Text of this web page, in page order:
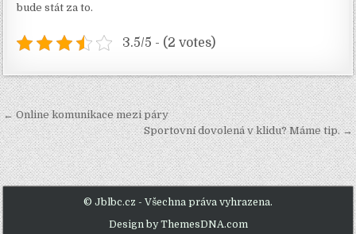
bude stát za to.
3.5/5 - (2 votes)
Navigace
pro
příspěvek
← Online komunikace mezi páry
Sportovní dovolená v klidu? Máme tip. →
© Jblbc.cz - Všechna práva vyhrazena.
Design by ThemesDNA.com